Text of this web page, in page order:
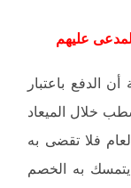
عليهم
الدفع باعتبار
خلال الميعاد
فلا تقضى به
يتمسك به الخصم